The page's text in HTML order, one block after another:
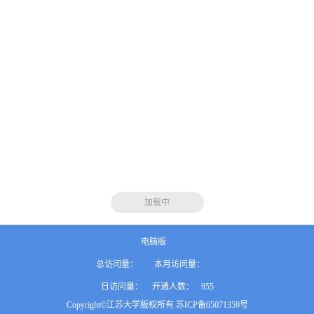
加载中
电脑版
总访问量： 本月访问量：
日访问量： 开通人数：
955
Copyright©江苏大学版权所有 苏ICP备05071359号